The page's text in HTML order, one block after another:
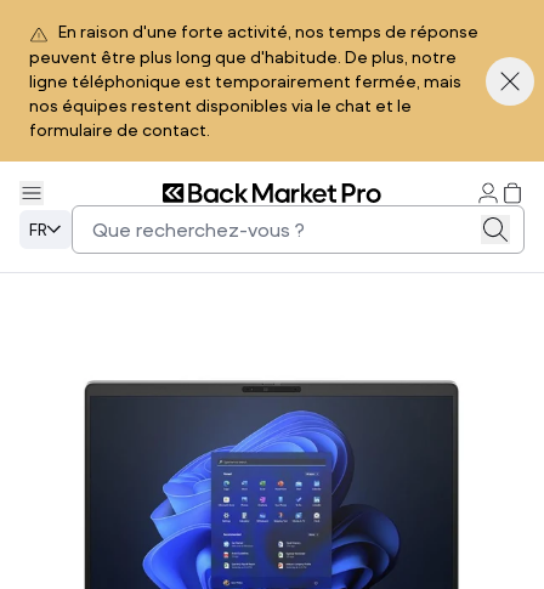
En raison d'une forte activité, nos temps de réponse
peuvent être plus long que d'habitude. De plus, notre
ligne téléphonique est temporairement fermée, mais
nos équipes restent disponibles via le chat et le
formulaire de contact.
FR